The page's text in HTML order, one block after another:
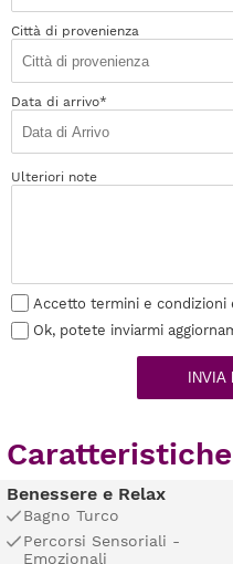
Città di provenienza
Data di arrivo*
Ulteriori note
Accetto termini e
Ok, potete inviarmi
Benessere e Relax
Bagno Turco
Percorsi Sensoriali -
Emozionali